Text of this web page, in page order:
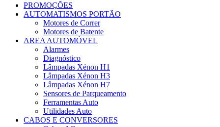
PROMOÇÕES
AUTOMATISMOS PORTÃO
Motores de Correr
Motores de Batente
AREA AUTOMÓVEL
Alarmes
Diagnóstico
Lâmpadas Xénon H1
Lâmpadas Xénon H3
Lâmpadas Xénon H7
Sensores de Parqueamento
Ferramentas Auto
Utilidades Auto
CABOS E CONVERSORES